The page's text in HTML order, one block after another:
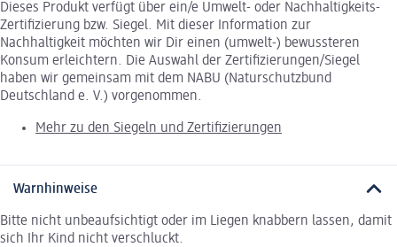
Dieses Produkt verfügt über ein/e Umwelt- oder Nachhaltigkeits-
Zertifizierung bzw. Siegel. Mit dieser Information zur
Nachhaltigkeit möchten wir Dir einen (umwelt-) bewussteren
Konsum erleichtern. Die Auswahl der Zertifizierungen/Siegel
haben wir gemeinsam mit dem NABU (Naturschutzbund
Deutschland e. V.) vorgenommen.
Mehr zu den Siegeln und Zertifizierungen
Warnhinweise
Bitte nicht unbeaufsichtigt oder im Liegen knabbern lassen, damit
sich Ihr Kind nicht verschluckt.